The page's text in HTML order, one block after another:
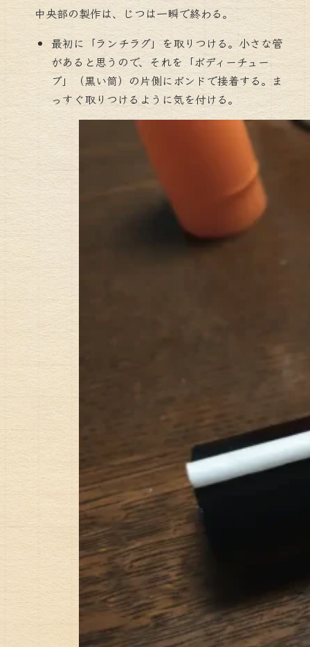
中央部の製作は、じつは一瞬で終わる。
最初に「ランチラグ」を取りつける。小さな管
があると思うので、それを「ボディーチュー
ブ」（黒い筒）の片側にボンドで接着する。ま
っすぐ取りつけるように気を付ける。